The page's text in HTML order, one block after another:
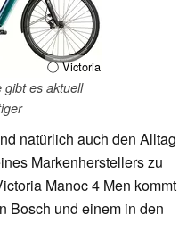
ⓘ Victoria
gibt es aktuell
natürlich auch den Alltag
Markenherstellers zu
Manoc 4 Men kommt
Bosch und einem in den